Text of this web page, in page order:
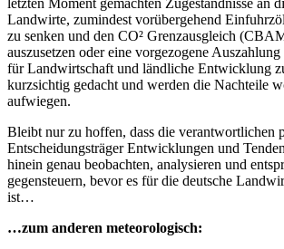
Landwirte, zumindest vorübergehend
zu senken und den CO² Grenzausgleich
auszusetzen oder eine vorgezogene
für Landwirtschaft und ländliche Entwicklung
kurzsichtig gedacht und werden die Nachteile
aufwiegen.
Bleibt nur zu hoffen, dass die verantwortlichen
Entscheidungsträger Entwicklungen und
hinein genau beobachten, analysieren und
gegensteuern, bevor es für die deutsche
ist…
…zum anderen meteorologisch: